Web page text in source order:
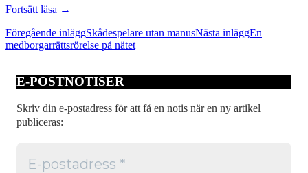
Fortsätt läsa Fildelningspladder
manus
→
Inläggsnavigering
Föregående inläggSkådespelare utan manusNästa inläggEn
medborgarrättsrörelse på nätet
E-POSTNOTISER
Skriv din e-postadress för att få en notis när en ny artikel
publiceras: